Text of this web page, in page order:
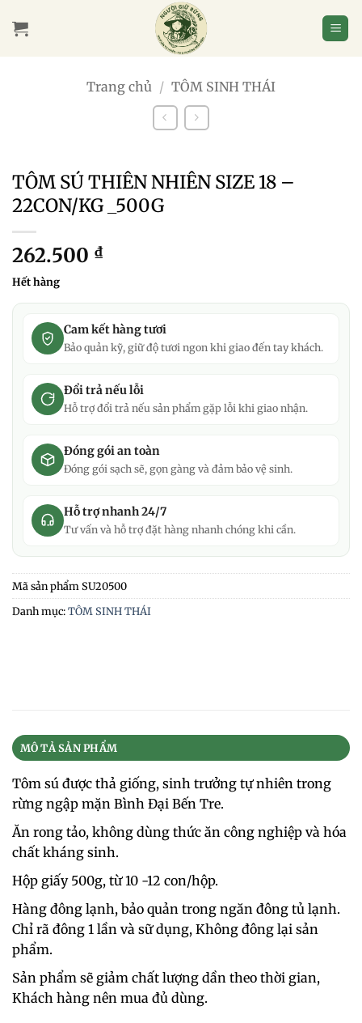
qua
Trang chủ / TÔM SINH THÁI
TÔM SÚ THIÊN NHIÊN SIZE 18 –
22CON/KG _500G
262.500 ₫
Hết hàng
Cam kết hàng tươi
Bảo quản kỹ, giữ độ tươi ngon khi giao đến tay khách.
Đổi trả nếu lỗi
Hỗ trợ đổi trả nếu sản phẩm gặp lỗi khi giao nhận.
Đóng gói an toàn
Đóng gói sạch sẽ, gọn gàng và đảm bảo vệ sinh.
Hỗ trợ nhanh 24/7
Tư vấn và hỗ trợ đặt hàng nhanh chóng khi cần.
Mã sản phẩm SU20500
Danh mục:TÔM SINH THÁI
MÔ TẢ SẢN PHẨM
Tôm sú được thả giống, sinh trưởng tự nhiên trong
rừng ngập mặn Bình Đại Bến Tre.
Ăn rong tảo, không dùng thức ăn công nghiệp và hóa
chất kháng sinh.
Hộp giấy 500g, từ 10 -12 con/hộp.
Hàng đông lạnh, bảo quản trong ngăn đông tủ lạnh.
Chỉ rã đông 1 lần và sữ dụng, Không đông lại sản
phẩm.
Sản phẩm sẽ giảm chất lượng dần theo thời gian,
Khách hàng nên mua đủ dùng.